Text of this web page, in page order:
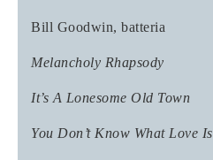
Bill Goodwin, batteria
Melancholy Rhapsody
It’s A Lonesome Old Town
You Don’t Know What Love Is